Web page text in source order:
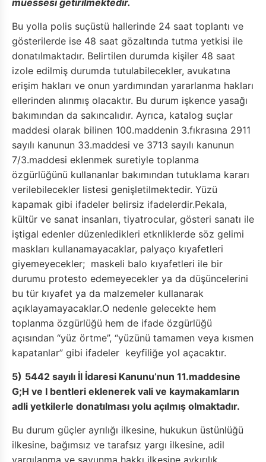
müessesi getirilmektedir.
Bu yolla polis suçüstü hallerinde 24 saat toplantı ve
gösterilerde ise 48 saat gözaltında tutma yetkisi ile
donatılmaktadır. Belirtilen durumda kişiler 48 saat
izole edilmiş durumda tutulabilecekler, avukatına
erişim hakları ve onun yardımından yararlanma hakları
ellerinden alınmış olacaktır. Bu durum işkence yasağı
bakımından da sakıncalıdır. Ayrıca, katalog suçlar
maddesi olarak bilinen 100.maddenin 3.fıkrasına 2911
sayılı kanunun 33.maddesi ve 3713 sayılı kanunun
7/3.maddesi eklenmek suretiyle toplanma
özgürlüğünü kullananlar bakımından tutuklama kararı
verilebilecekler listesi genişletilmektedir. Yüzü
kapamak gibi ifadeler belirsiz ifadelerdir.Pekala,
kültür ve sanat insanları, tiyatrocular, gösteri sanatı ile
iştigal edenler düzenledikleri etknliklerde söz gelimi
maskları kullanamayacaklar, palyaço kıyafetleri
giyemeyecekler; maskeli balo kıyafetleri ile bir
durumu protesto edemeyecekler ya da düşüncelerini
bu tür kıyafet ya da malzemeler kullanarak
açıklayamayacaklar.O nedenle gelecekte hem
toplanma özgürlüğü hem de ifade özgürlüğü
açısından “yüz örtme”, “yüzünü tamamen veya kısmen
kapatanlar” gibi ifadeler keyfiliğe yol açacaktır.
5) 5442 sayılı İl İdaresi Kanunu’nun 11.maddesine
G;H ve I bentleri eklenerek vali ve kaymakamların
adli yetkilerle donatılması yolu açılmış olmaktadır.
Bu durum güçler ayrılığı ilkesine, hukukun üstünlüğü
ilkesine, bağımsız ve tarafsız yargı ilkesine, adil
yargılanma ve savunma hakkı ilkesine aykırılık